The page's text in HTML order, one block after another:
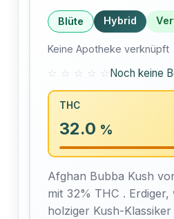
Blüte Hybrid
Keine Apotheke verknüpft
☆ ☆ ☆ ☆ ☆Noch keine
THC
32.0 %
Afghan Bubba Kush
mit 32% THC .
holziger Kush-